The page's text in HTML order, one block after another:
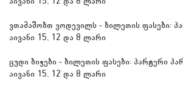
ვთამაშობთ ვოდევილს - ბილეთის ფასები:
აივანი 15, 12 და 8 ლარი
ცუდი ბიჭები - ბილეთის ფასები: პარტერი
აივანი 15, 12 და 8 ლარი